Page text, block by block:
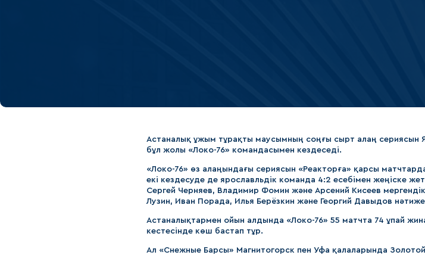
Астаналық ұжым тұрақты маусымның соңғы сырт алаң сериясын
бұл жолы «Локо-76» командасымен кездеседі.
«Локо-76» өз алаңындағы сериясын «Реакторға» қарсы
екі кездесуде де ярославльдік команда 4:2 есебімен жеңіске
Сергей Черняев, Владимир Фомин және Арсений Кисеев
Лузин, Иван Порада, Илья Берёзкин және Георгий Давыдов
Астаналықтармен ойын алдында «Локо-76» 55 матчта 74 ұпай
кестесінде көш бастап тұр.
Ал «Снежные Барсы» Магнитогорск пен Уфа қалаларында